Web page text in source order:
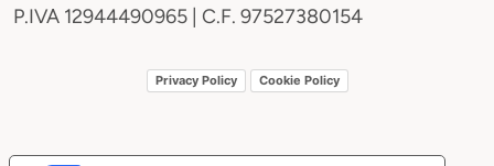
P.IVA 12944490965 | C.F. 97527380154
Privacy Policy Cookie Policy